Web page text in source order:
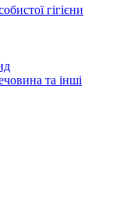
гігієни
та інші